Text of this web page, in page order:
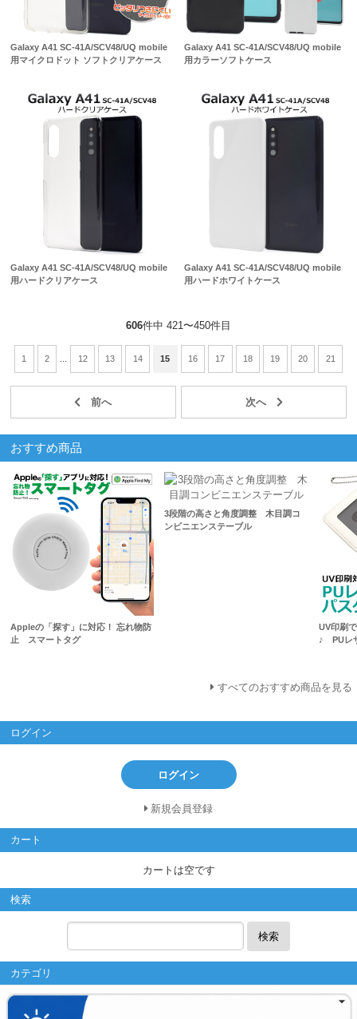
Galaxy A41 SC-41A/SCV48/UQ mobile
用マイクロドット ソフトクリアケース
Galaxy A41 SC-41A/SCV48/UQ mobile
用カラーソフトケース
Galaxy A41 SC-41A/SCV48/UQ mobile
用ハードクリアケース
Galaxy A41 SC-41A/SCV48/UQ mobile
用ハードホワイトケース
606件中 421〜450件目
1 2 12 13 14 15 16 17 18 19 20 21
おすすめ商品
Appleの「探す」に対応！ 忘れ物防
止 スマートタグ
3段階の高さと角度調整 木目調コ
ンビニエンステーブル
UV印刷
♪ PUレ
すべてのおすすめ商品を見る
ログイン
ログイン
新規会員登録
カート
カートは空です
検索
検索
カテゴリ